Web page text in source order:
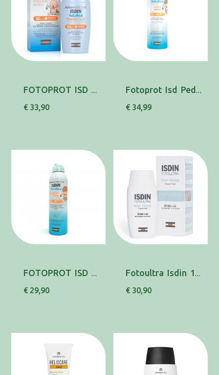
FOTOPROT ISD PED FUS FL MIN BAB SPF50 50ML
€ 33,90
Fotoprot Isd Ped Locao Spray Spf50 250ml
€ 34,99
FOTOPROT ISD PED TRP SPR WET SKIN50 250ML
€ 29,90
Fotoultra Isdin 100+ Cr Solar Allergy50ml
€ 30,90